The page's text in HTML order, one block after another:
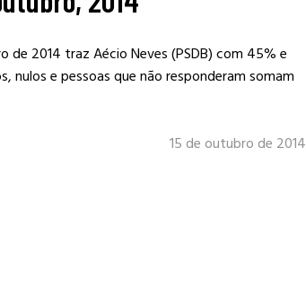
2014 traz Aécio Neves (PSDB) com 45% e
nulos e pessoas que não responderam somam
15 de outubro de 2014